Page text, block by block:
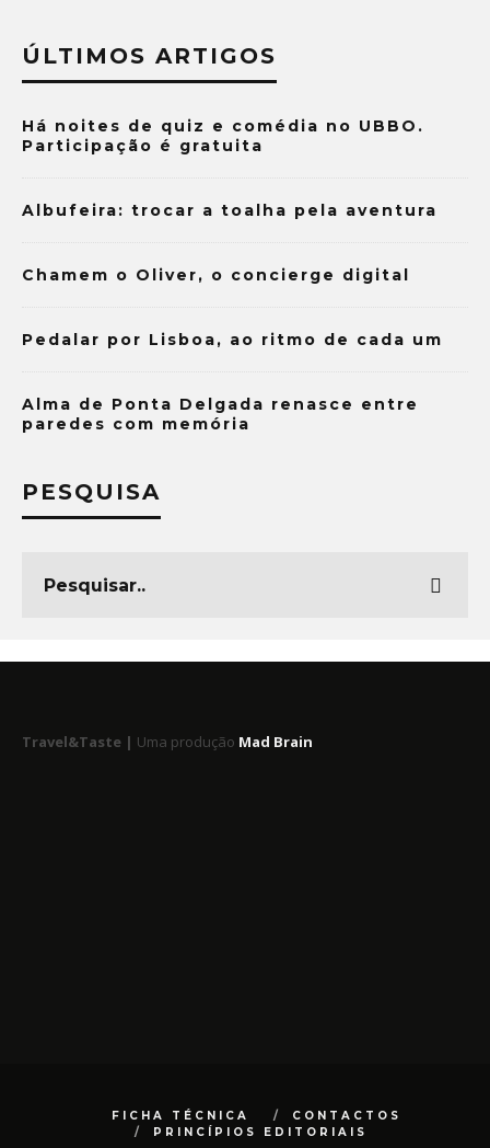
ÚLTIMOS ARTIGOS
Há noites de quiz e comédia no UBBO.
Participação é gratuita
Albufeira: trocar a toalha pela aventura
Chamem o Oliver, o concierge digital
Pedalar por Lisboa, ao ritmo de cada um
Alma de Ponta Delgada renasce entre
paredes com memória
PESQUISA
Travel&Taste | Uma produção Mad Brain
FICHA TÉCNICA
CONTACTOS
PRINCÍPIOS EDITORIAIS